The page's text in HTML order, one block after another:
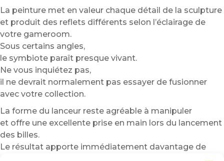
La peinture met en valeur chaque détail de la sculpture
et produit des reflets différents selon l’éclairage de
votre gameroom.
Sous certains angles,
le symbiote paraît presque vivant.
Ne vous inquiétez pas,
il ne devrait normalement pas essayer de fusionner
avec votre collection.
La forme du lanceur reste agréable à manipuler
et offre une excellente prise en main lors du lancement
des billes.
Le résultat apporte immédiatement davantage de